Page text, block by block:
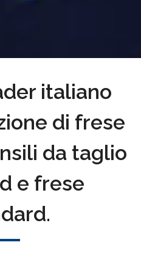
italiano
di frese
da taglio
e frese